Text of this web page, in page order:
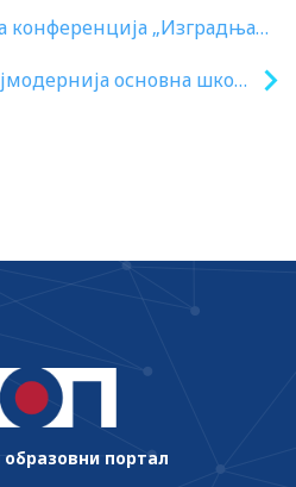
конференција „Изградња
превенције“
основна школа
портал